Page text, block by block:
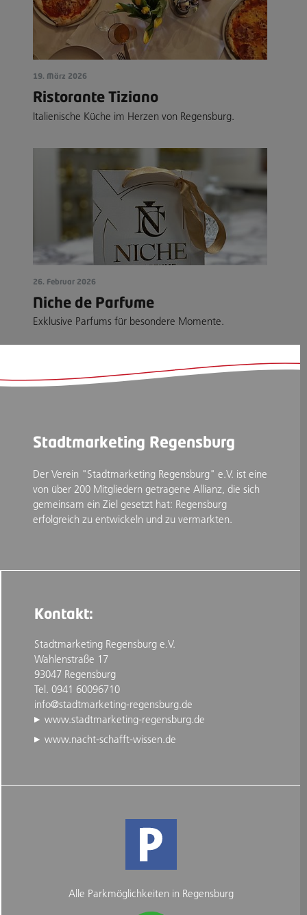
19. März 2026
Ristorante Tiziano
Italienische Küche im Herzen von Regensburg.
26. Februar 2026
Niche de Parfume
Exklusive Parfums für besondere Momente.
Stadtmarketing Regensburg
Der Verein "Stadtmarketing Regensburg" e.V. ist eine
von über 200 Mitgliedern getragene Allianz, die sich
gemeinsam ein Ziel gesetzt hat: Regensburg
erfolgreich zu entwickeln und zu vermarkten.
Kontakt:
Stadtmarketing Regensburg e.V.
Wahlenstraße 17
93047 Regensburg
Tel. 0941 60096710
info@stadtmarketing-regensburg.de
www.stadtmarketing-regensburg.de
www.nacht-schafft-wissen.de
Alle Parkmöglichkeiten in Regensburg